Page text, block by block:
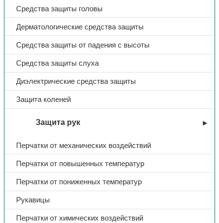
Средства защиты головы
Дерматологические средства защиты
Средства защиты от падения с высоты
Средства защиты слуха
Диэлектрические средства защиты
Защита коленей
Защита рук
Перчатки от механических воздействий
Перчатки от повышенных температур
Перчатки от пониженных температур
Рукавицы
Перчатки от химических воздействий